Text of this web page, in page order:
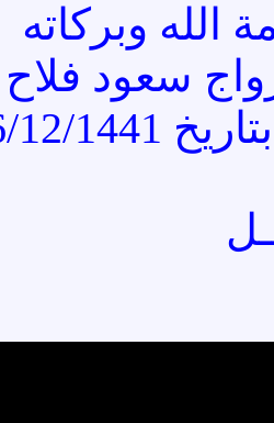
وبركاته
سعود فلاح
1441